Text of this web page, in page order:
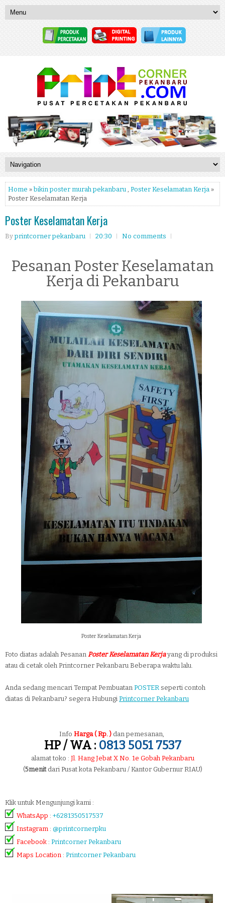
Home »bikin poster murah pekanbaru Poster Keselamatan Kerja »
Poster Keselamatan Kerja
Poster Keselamatan Kerja
Byprintcorner pekanbaru 20:30 No comments
Pesanan Poster Keselamatan
Kerja di Pekanbaru
Poster Keselamatan Kerja
Foto diatas adalah Pesanan Poster Keselamatan Kerjayang di produksi
atau di cetak oleh Printcorner Pekanbaru Beberapa waktu lalu.
Anda sedang mencari Tempat Pembuatan POSTER seperti contoh
diatas di Pekanbaru? segera Hubungi Printcorner Pekanbaru
Info Harga ( Rp. ) dan pemesanan,
HP / WA : 0813 5051 7537
alamat toko : Jl. Hang Jebat X No. 1e Gobah Pekanbaru
(5menitdari Pusat kota Pekanbaru / Kantor Gubernur RIAU)
Klik untuk Mengunjungi kami :
WhatsApp : +6281350517537
Instagram : @printcornerpku
Facebook : Printcorner Pekanbaru
Maps Location : Printcorner Pekanbaru